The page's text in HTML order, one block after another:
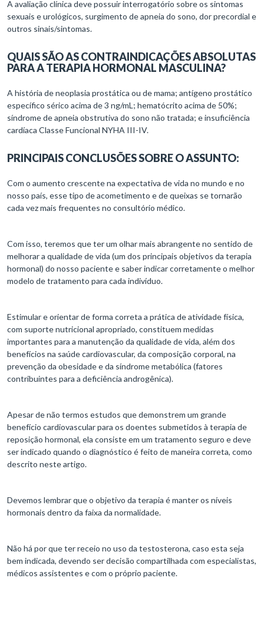
A avaliação clínica deve possuir interrogatório sobre os sintomas
sexuais e urológicos, surgimento de apneia do sono, dor precordial e
outros sinais/sintomas.
QUAIS SÃO AS CONTRAINDICAÇÕES ABSOLUTAS
PARA A TERAPIA HORMONAL MASCULINA?
A história de neoplasia prostática ou de mama; antígeno prostático
específico sérico acima de 3 ng/mL; hematócrito acima de 50%;
síndrome de apneia obstrutiva do sono não tratada; e insuficiência
cardíaca Classe Funcional NYHA III-IV.
PRINCIPAIS CONCLUSÕES SOBRE O ASSUNTO:
Com o aumento crescente na expectativa de vida no mundo e no
nosso país, esse tipo de acometimento e de queixas se tornarão
cada vez mais frequentes no consultório médico.
Com isso, teremos que ter um olhar mais abrangente no sentido de
melhorar a qualidade de vida (um dos principais objetivos da terapia
hormonal) do nosso paciente e saber indicar corretamente o melhor
modelo de tratamento para cada indivíduo.
Estimular e orientar de forma correta a prática de atividade física,
com suporte nutricional apropriado, constituem medidas
importantes para a manutenção da qualidade de vida, além dos
benefícios na saúde cardiovascular, da composição corporal, na
prevenção da obesidade e da síndrome metabólica (fatores
contribuintes para a deficiência androgênica).
Apesar de não termos estudos que demonstrem um grande
benefício cardiovascular para os doentes submetidos à terapia de
reposição hormonal, ela consiste em um tratamento seguro e deve
ser indicado quando o diagnóstico é feito de maneira correta, como
descrito neste artigo.
Devemos lembrar que o objetivo da terapia é manter os níveis
hormonais dentro da faixa da normalidade.
Não há por que ter receio no uso da testosterona, caso esta seja
bem indicada, devendo ser decisão compartilhada com especialistas,
médicos assistentes e com o próprio paciente.